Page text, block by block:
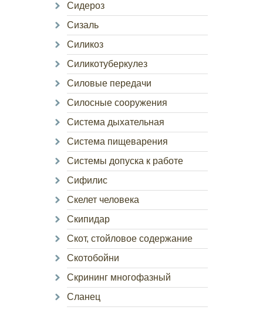
Сидероз
Сизаль
Силикоз
Силикотуберкулез
Силовые передачи
Силосные сооружения
Система дыхательная
Система пищеварения
Системы допуска к работе
Сифилис
Скелет человека
Скипидар
Скот, стойловое содержание
Скотобойни
Скрининг многофазный
Сланец